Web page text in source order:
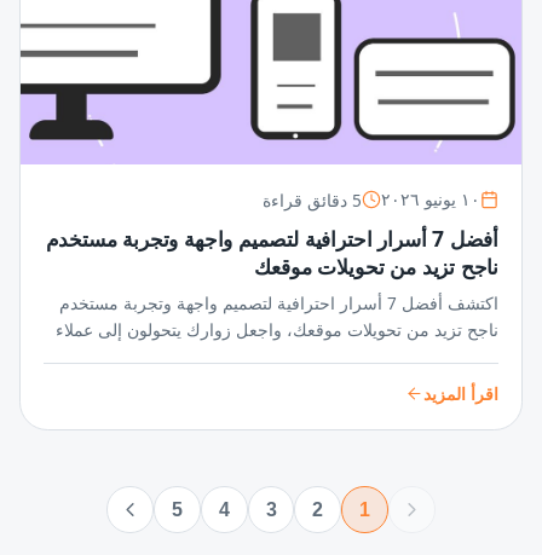
١٠ يونيو ٢٠٢٦ 5 دقائق قراءة
أفضل 7 أسرار احترافية لتصميم واجهة وتجربة مستخدم
ناجح تزيد من تحويلات موقعك
اكتشف أفضل 7 أسرار احترافية لتصميم واجهة وتجربة مستخدم
ناجح تزيد من تحويلات موقعك، واجعل زوارك يتحولون إلى عملاء
الرقمية!
اقرأ المزيد
1
2
3
4
5